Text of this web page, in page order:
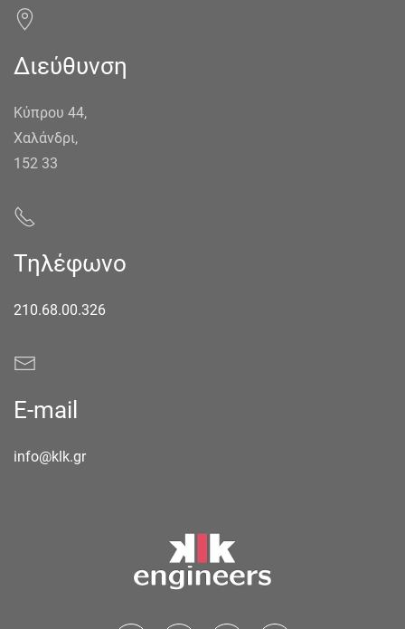
Διεύθυνση
Κύπρου 44,
Χαλάνδρι,
152 33
Τηλέφωνο
210.68.00.326
E-mail
info@klk.gr